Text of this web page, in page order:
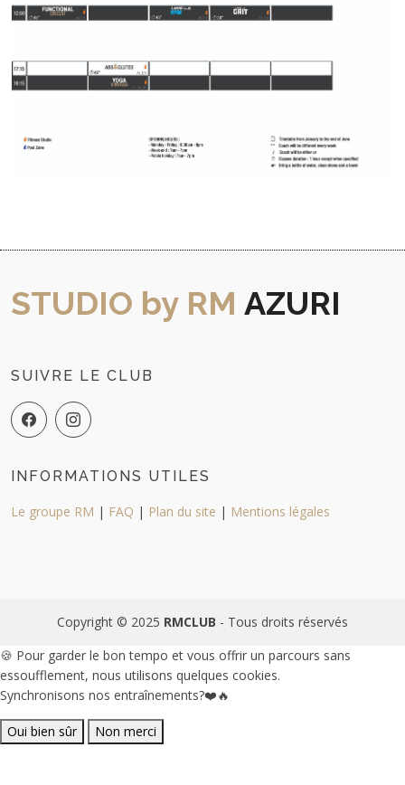
STUDIO by RM AZURI
SUIVRE LE CLUB
INFORMATIONS UTILES
Le groupe RM | FAQ | Plan du site | Mentions légales
Copyright © 2025 RMCLUB - Tous droits réservés
🍪 Pour garder le bon tempo et vous offrir un parcours sans
essoufflement, nous utilisons quelques cookies.
Synchronisons nos entraînements?❤️🔥
Oui bien sûr Non merci